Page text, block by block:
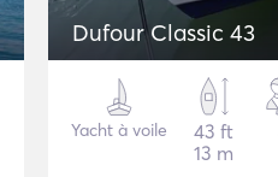
Dufour Classic 43
Yacht à voile
43 ft
13 m